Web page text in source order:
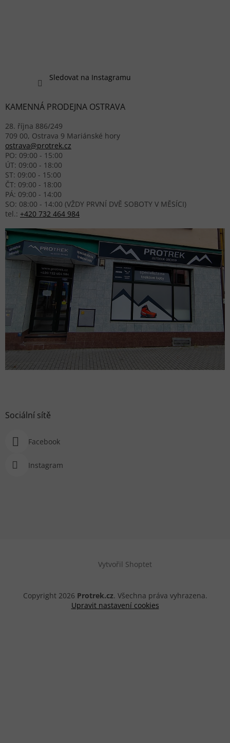
Sledovat na Instagramu
KAMENNÁ PRODEJNA OSTRAVA
28. října 886/249
709 00, Ostrava 9 Mariánské hory
ostrava@protrek.cz
PO: 09:00 - 15:00
ÚT: 09:00 - 18:00
ST: 09:00 - 15:00
ČT: 09:00 - 18:00
PÁ: 09:00 - 14:00
SO: 08:00 - 14:00 (VŽDY PRVNÍ DVĚ SOBOTY V MĚSÍCI)
tel.: +420 732 464 984
Sociální sítě
Facebook
Instagram
Vytvořil Shoptet
Copyright 2026 Protrek.cz. Všechna práva vyhrazena.
Upravit nastavení cookies